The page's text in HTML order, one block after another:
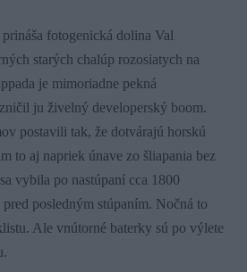
fotogenická dolina Val
starých chalúp rozosiatych na
je mimoriadne pekná
ju živelný developerský boom.
postavili tak, že dotvárajú horskú
to aj napriek únave zo šliapania bez
vybila po nastúpaní cca 1800
posledným stúpaním. Nočná to
Ale vnútorné baterky sú po výlete